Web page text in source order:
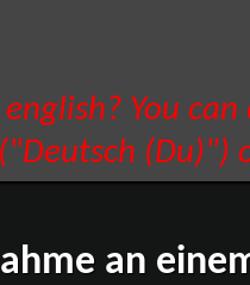
You
(Du)")
an